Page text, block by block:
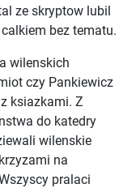
ze skryptow lubil
bez tematu.
wilenskich
czy Pankiewicz
ksiazkami. Z
do katedry
wilenskie
na
pralaci